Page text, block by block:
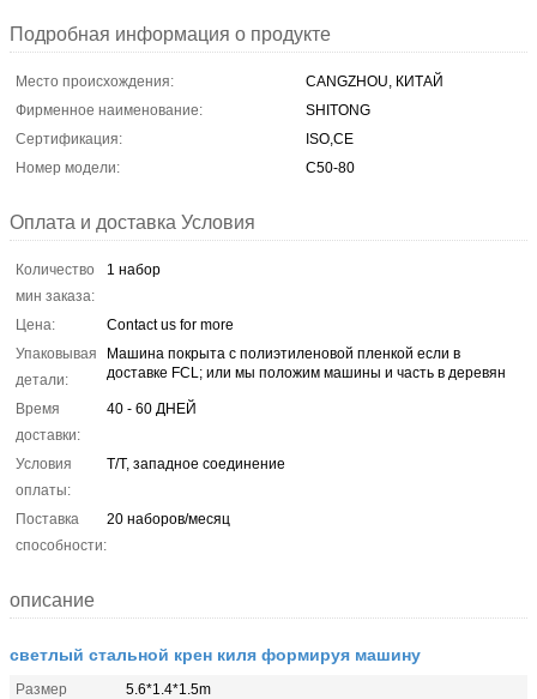
Подробная информация о продукте
Место происхождения:
CANGZHOU, КИТАЙ
Фирменное наименование:
SHITONG
Сертификация:
ISO,CE
Номер модели:
C50-80
Оплата и доставка Условия
Количество
мин заказа:
1 набор
Цена:
Contact us for more
Упаковывая
детали:
Машина покрыта с полиэтиленовой пленкой если в
доставке FCL; или мы положим машины и часть в деревян
Время
доставки:
40 - 60 ДНЕЙ
Условия
оплаты:
T/T, западное соединение
Поставка
способности:
20 наборов/месяц
описание
светлый стальной крен киля формируя машину
Размер
5.6*1.4*1.5m